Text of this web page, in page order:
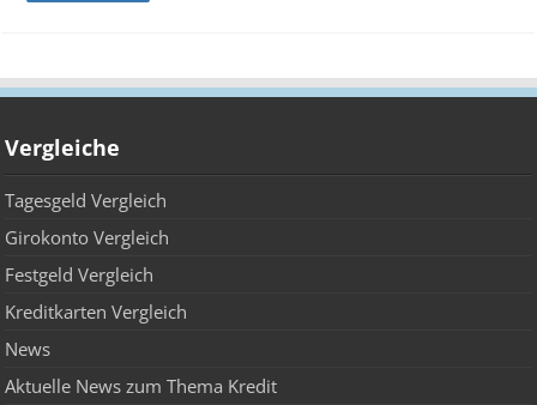
Vergleiche
Tagesgeld Vergleich
Girokonto Vergleich
Festgeld Vergleich
Kreditkarten Vergleich
News
Aktuelle News zum Thema Kredit